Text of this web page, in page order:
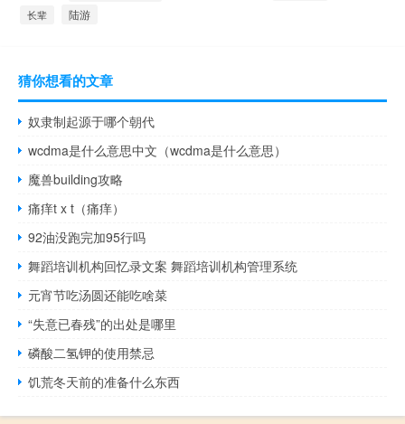
长辈 陆游
猜你想看的文章
奴隶制起源于哪个朝代
wcdma是什么意思中文（wcdma是什么意思）
魔兽building攻略
痛痒t x t（痛痒）
92油没跑完加95行吗
舞蹈培训机构回忆录文案 舞蹈培训机构管理系统
元宵节吃汤圆还能吃啥菜
“失意已春残”的出处是哪里
磷酸二氢钾的使用禁忌
饥荒冬天前的准备什么东西